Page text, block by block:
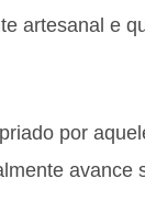
artesanal e
por
avance